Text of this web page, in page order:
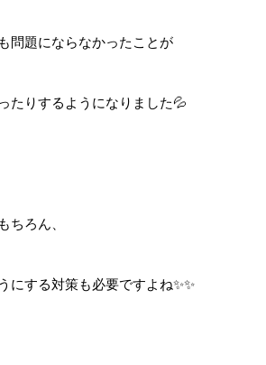
問題にならなかったことが
たりするようになりました💦
ちろん、
にする対策も必要ですよね✨✨